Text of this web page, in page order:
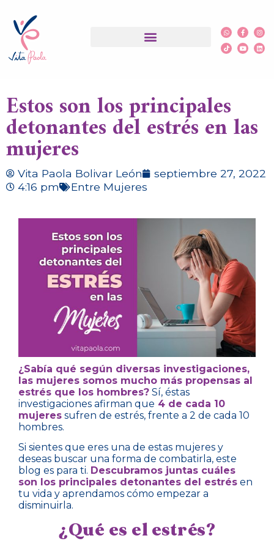
Estos son los principales
detonantes del estrés en las
mujeres
Vita Paola Bolivar León
septiembre 27, 2022
4:16 pm
Entre Mujeres
¿Sabía qué según diversas investigaciones,
las mujeres somos mucho más propensas al
estrés que los hombres? Sí, éstas
investigaciones afirman que 4 de cada 10
mujeres sufren de estrés, frente a 2 de cada 10
hombres.
Si sientes que eres una de estas mujeres y
deseas buscar una forma de combatirla, este
blog es para ti. Descubramos juntas cuáles
son los principales detonantes del estrés en
tu vida y aprendamos cómo empezar a
disminuirla.
¿Qué es el estrés?